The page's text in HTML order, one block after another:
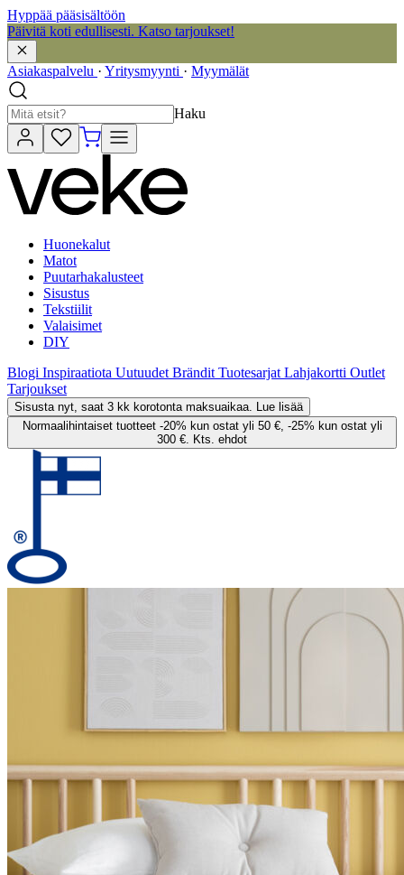
Hyppää pääsisältöön
Päivitä koti edullisesti. Katso tarjoukset!
Asiakaspalvelu · Yritysmyynti · Myymälät
Haku
Huonekalut
Matot
Puutarhakalusteet
Sisustus
Tekstiilit
Valaisimet
DIY
Blogi Inspiraatiota Uutuudet Brändit Tuotesarjat Lahjakortti Outlet
Tarjoukset
Sisusta nyt, saat 3 kk korotonta maksuaikaa. Lue lisää
Normaalihintaiset tuotteet -20% kun ostat yli 50 €, -25% kun ostat yli
300 €. Kts. ehdot